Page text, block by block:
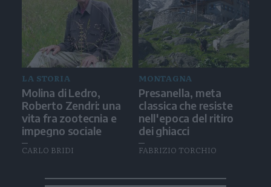
LA STORIA
Molina di Ledro,
Roberto Zendri: una
vita fra zootecnia e
impegno sociale
CARLO BRIDI
MONTAGNA
Presanella, meta
classica che resiste
nell'epoca del ritiro
dei ghiacci
FABRIZIO TORCHIO